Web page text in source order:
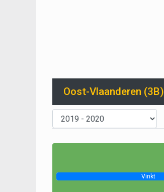
Oost-Vlaanderen (3B)
Vinkt